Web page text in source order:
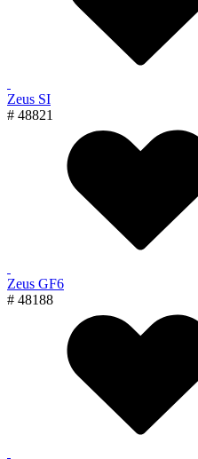
Zeus SI
# 48821
Zeus GF6
# 48188